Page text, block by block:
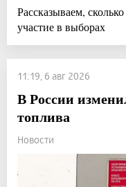
Рассказываем,
участие в выборах
11:19, 6 авг 2026
В России
топлива
Новости